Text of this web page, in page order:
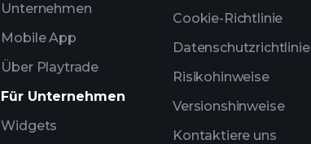
Unternehmen
Mobile App
Über Playtrade
Für Unternehmen
Widgets
Cookie-Richtlinie
Datenschutzrichtlinie
Risikohinweise
Versionshinweise
Kontaktiere uns